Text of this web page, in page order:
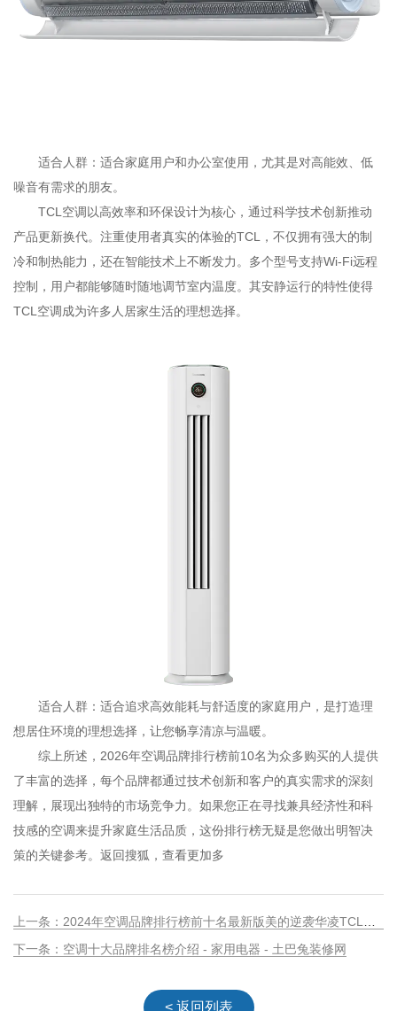
适合人群：适合家庭用户和办公室使用，尤其是对高能效、低
噪音有需求的朋友。
TCL空调以高效率和环保设计为核心，通过科学技术创新推动
产品更新换代。注重使用者真实的体验的TCL，不仅拥有强大的制
冷和制热能力，还在智能技术上不断发力。多个型号支持Wi-Fi远程
控制，用户都能够随时随地调节室内温度。其安静运行的特性使得
TCL空调成为许多人居家生活的理想选择。
适合人群：适合追求高效能耗与舒适度的家庭用户，是打造理
想居住环境的理想选择，让您畅享清凉与温暖。
综上所述，2026年空调品牌排行榜前10名为众多购买的人提供
了丰富的选择，每个品牌都通过技术创新和客户的真实需求的深刻
理解，展现出独特的市场竞争力。如果您正在寻找兼具经济性和科
技感的空调来提升家庭生活品质，这份排行榜无疑是您做出明智决
策的关键参考。返回搜狐，查看更加多
下一条：空调十大品牌排名榜介绍 - 家用电器 - 土巴兔装修网
< 返回列表